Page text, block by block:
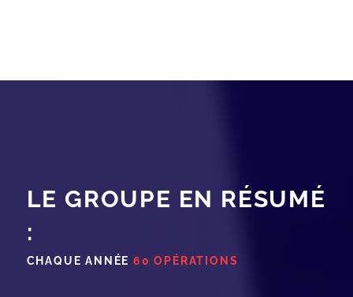
LE GROUPE EN RÉSUMÉ
:
CHAQUE ANNÉE 60 OPÉRATIONS